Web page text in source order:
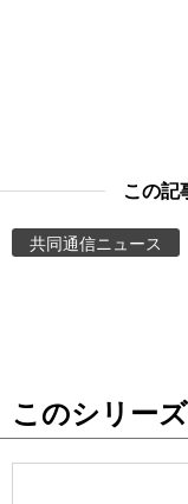
東京
この記
共同通信ニュース
このシリー